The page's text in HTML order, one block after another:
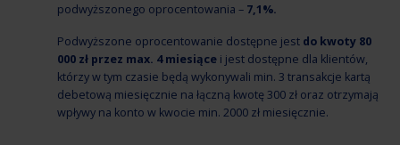
podwyższonego oprocentowania – 7,1%.
Podwyższone oprocentowanie dostępne jest do kwoty 80
000 zł przez max. 4 miesiące i jest dostępne dla klientów,
którzy w tym czasie będą wykonywali min. 3 transakcje kartą
debetową miesięcznie na łączną kwotę 300 zł oraz otrzymają
wpływy na konto w kwocie min. 2000 zł miesięcznie.